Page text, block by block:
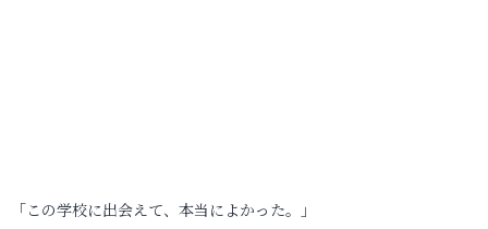
「この学校に出会えて、本当によかった。」